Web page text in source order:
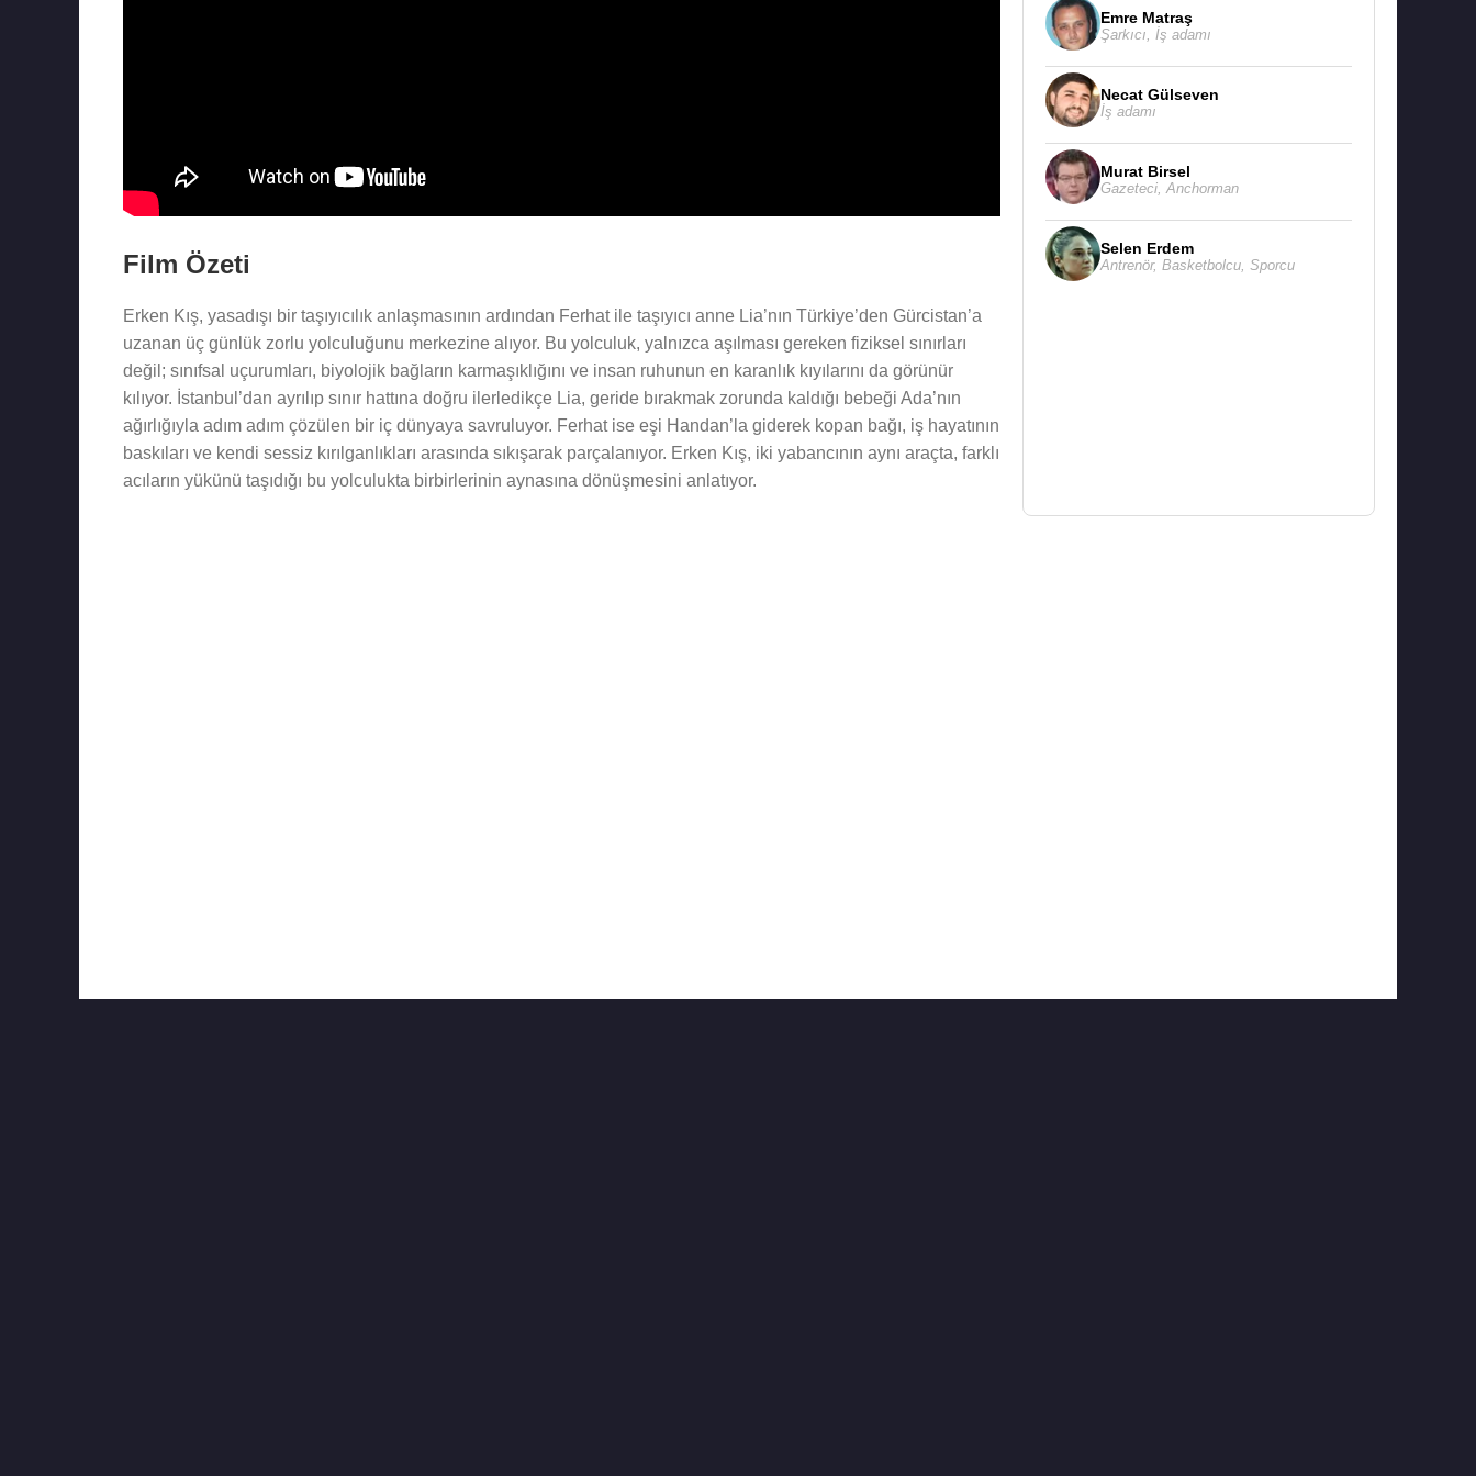
Film Özeti
Erken Kış, yasadışı bir taşıyıcılık anlaşmasının ardından Ferhat ile taşıyıcı anne Lia’nın Türkiye’den Gürcistan’a
uzanan üç günlük zorlu yolculuğunu merkezine alıyor. Bu yolculuk, yalnızca aşılması gereken fiziksel sınırları
değil; sınıfsal uçurumları, biyolojik bağların karmaşıklığını ve insan ruhunun en karanlık kıyılarını da görünür
kılıyor. İstanbul’dan ayrılıp sınır hattına doğru ilerledikçe Lia, geride bırakmak zorunda kaldığı bebeği Ada’nın
ağırlığıyla adım adım çözülen bir iç dünyaya savruluyor. Ferhat ise eşi Handan’la giderek kopan bağı, iş hayatının
baskıları ve kendi sessiz kırılganlıkları arasında sıkışarak parçalanıyor. Erken Kış, iki yabancının aynı araçta, farklı
acıların yükünü taşıdığı bu yolculukta birbirlerinin aynasına dönüşmesini anlatıyor.
Emre Matraş
Şarkıcı İş adamı
Necat Gülseven
İş adamı
Murat Birsel
Gazeteci, Anchorman
Selen Erdem
Antrenör, Basketbolcu, Sporcu